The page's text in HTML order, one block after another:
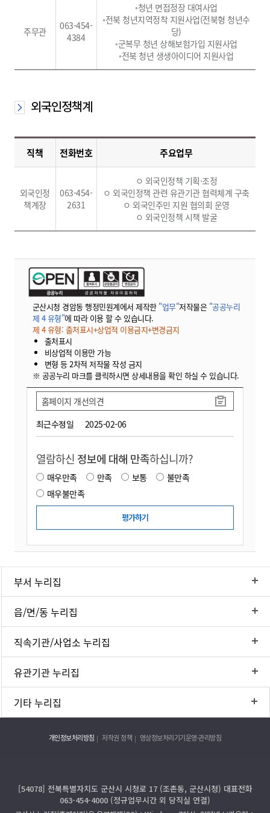
주무관
063-454-
4384
◦청년 면접정장 대여사업
◦전북 청년지역정착 지원사업(전북형 청년수
당)
◦군복무 청년 상해보험가입 지원사업
◦전북 청년 생생아이디어 지원사업
외국인정책계
직책 전화번호 주요업무
외국인정
책계장
063-454-
2631
ㅇ 외국인정책 기획·조정
ㅇ 외국인정책 관련 유관기관 협력체계 구축
ㅇ 외국인주민 지원 협의회 운영
ㅇ 외국인정책 시책 발굴
군산시청 경암동 행정민원계에서 제작한 "업무"저작물은 "공공누리
제 4 유형"에 따라 이용 할 수 있습니다.
제 4 유형: 출처표시+상업적 이용금지+변경금지
출처표시
비상업적 이용만 가능
변형 등 2차적 저작물 작성 금지
※ 공공누리 마크를 클릭하시면 상세내용을 확인 하실 수 있습니다.
최근수정일 2025-02-06
홈페이지 개선의견
열람하신 정보에 대해 만족하십니까?
매우만족 만족 보통
불만족
매우불만족
부서 누리집
읍/면/동 누리집
직속기관/사업소 누리집
유관기관 누리집
기타 누리집
개인정보처리방침 저작권 정책 영상정보처리기기운영·관리방침
[54078] 전북특별자치도 군산시 시청로 17 (조촌동, 군산시청) 대표전화
063-454-4000 (정규업무시간 외 당직실 연결)